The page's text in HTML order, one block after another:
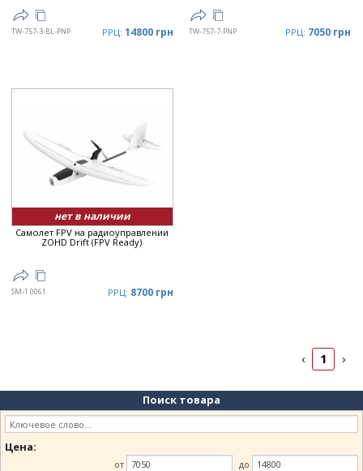
TW-757-3-BL-PNP РРЦ: 14800 грн TW-757-7-PNP РРЦ: 7050 грн
нет в наличии
Самолет FPV на радиоуправлении
ZOHD Drift (FPV Ready)
SM-1.0061 РРЦ: 8700 грн
‹ 1 ›
Поиск товара
Цена:
от до